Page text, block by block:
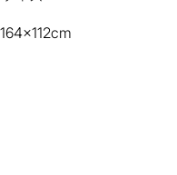
164x112cm